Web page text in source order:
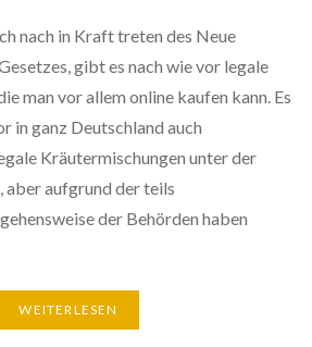
nach in Kraft treten des Neue
gibt es nach wie vor legale
man vor allem online kaufen kann. Es
in ganz Deutschland auch
Kräutermischungen unter der
aber aufgrund der teils
der Behörden haben
WEITERLESEN